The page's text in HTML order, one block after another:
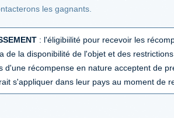
les gagnants.
: l'éligibiilité pour recevoir les
de la disponibilité de l'objet et des
d'une récompense en nature acceptent de
s'appliquer dans leur pays au moment de